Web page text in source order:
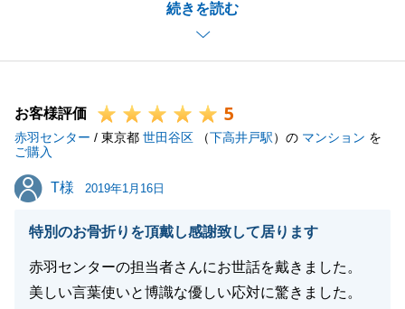
続きを読む
考えさせていただきました。
お忙しい中何度も足を運んで頂き、誠にありがとうご
ざいました。
ります。
お電話させていただいた際には都度、優しいお言葉を
頂き、とても嬉しく、何としてでもご満足いただける
ようにと思っておりました。
きお手伝いさせていただければと思っております。
何卒、宜しくお願い致します。
お客様評価 5
赤羽センター / 東京都 世田谷区 （下高井戸駅）の マンション を
ご購入
T様
T様 2019年1月16日
特別のお骨折りを頂戴し感謝致して居ります
赤羽センターの担当者さんにお世話を戴きました。
美しい言葉使いと博識な優しい応対に驚きました。